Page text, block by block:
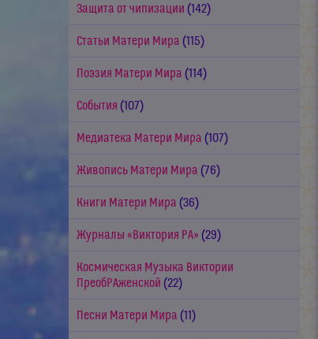
Защита от чипизации (142)
Статьи Матери Мира (115)
Поэзия Матери Мира (114)
События (107)
Медиатека Матери Мира (107)
Живопись Матери Мира (76)
Книги Матери Мира (36)
Журналы «Виктория РА» (29)
Космическая Музыка Виктории
ПреобРАженской (22)
Песни Матери Мира (11)